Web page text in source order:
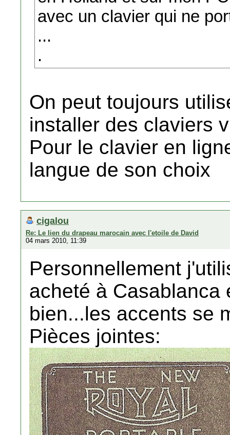
avec un clavier qui ne
...
.
On peut toujours
installer des claviers
Pour le clavier en
langue de son choix
cigalou
Re: Le lien du drapeau marocain avec l'etoile de David
04 mars 2010, 11:39
Personnellement
acheté à Casablanca
bien...les accents se
Pièces jointes: